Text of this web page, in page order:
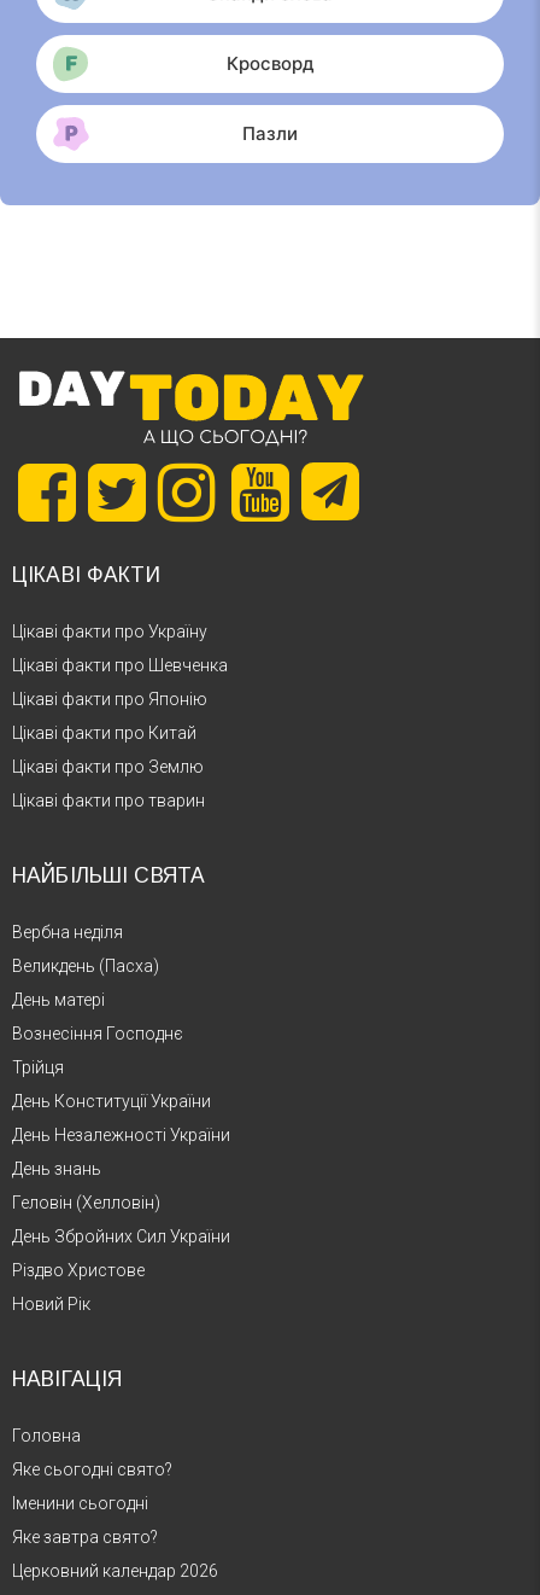
Кросворд
Пазли
ЦІКАВІ ФАКТИ
Цікаві факти про Україну
Цікаві факти про Шевченка
Цікаві факти про Японію
Цікаві факти про Китай
Цікаві факти про Землю
Цікаві факти про тварин
НАЙБІЛЬШІ СВЯТА
Вербна неділя
Великдень (Пасха)
День матері
Вознесіння Господнє
Трійця
День Конституції України
День Незалежності України
День знань
Геловін (Хелловін)
День Збройних Сил України
Різдво Христове
Новий Рік
НАВІГАЦІЯ
Головна
Яке сьогодні свято?
Іменини сьогодні
Яке завтра свято?
Церковний календар 2026